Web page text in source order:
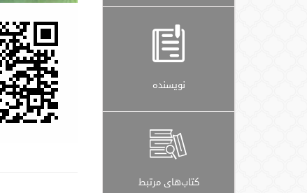
نویسنده
کتاب‌های مرتبط